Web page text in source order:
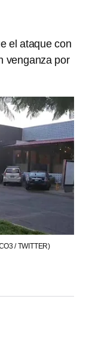
el ataque con
venganza por
/ TWITTER)